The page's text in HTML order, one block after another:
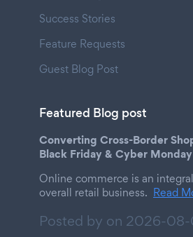
Success Stories
Feature Requests
Guest Blog Post
Featured Blog post
Converting Cross-Border
Black Friday & Cyber Monday
Online commerce is an
overall retail business. Read
Posted by on 2026-